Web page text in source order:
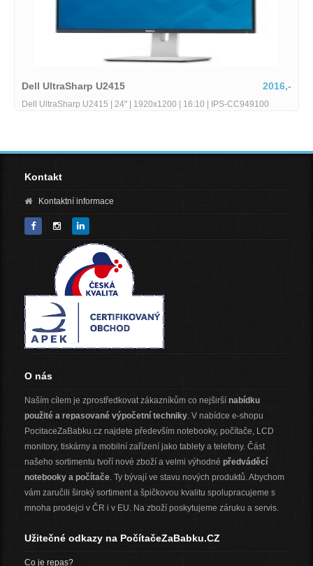
2016,- Lenovo ThinkPad T14
Lenovo ThinkPad T14 Gen2 stav B Core i5-1145G7 26 GHz
Kontakt
Kontaktní informace
O nás
Naším cílem je zprostředkovat zákazníkům co nejširší nabídku
použité a repasované výpočetní techniky. V nabídce e-shopu
PocitaceZaBabku.cz najdete především notebooky, počítače, LCD
monitory, tiskárny a mobilní zařízení jako tablety a telefony. Část
našeho sortimentu tvoří nové zboží a velmi výhodné předváděcí
notebooky a počítače. Ty bývají ve stavu nových produktů. Abychom
vám zaručili široký sortiment a špičkovou kvalitu spolupracujeme s
mnoha prodejci v ČR i v EU. Na zboží poskytujeme záruku a servis.
Užitečné odkazy na PočítačeZaBabku.CZ
Co je repas?